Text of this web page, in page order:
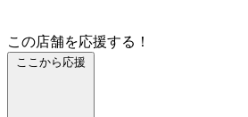
この店舗を応援する！
ここから応援